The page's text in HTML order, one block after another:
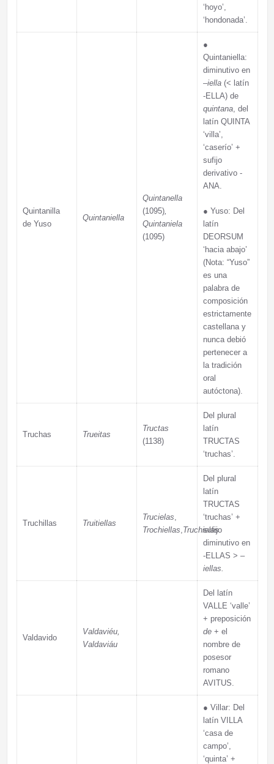
‘hoyo’,
‘hondonada’.
Quintanilla
de Yuso
Quintaniella
Quintanella
(1095),
Quintaniela
(1095)
●
Quintaniella:
diminutivo en
–iella (< latín
-ELLA) de
quintana, del
latín QUINTA
‘villa’,
‘caserío’ +
sufijo
derivativo -
ANA.
● Yuso: Del
latín
DEORSUM
‘hacia abajo’
(Nota: “Yuso”
es una
palabra de
composición
estrictamente
castellana y
nunca debió
pertenecer a
la tradición
oral
autóctona).
Truchas Trueitas
Tructas
(1138)
Del plural
latín
TRUCTAS
‘truchas’.
Truchillas Truitiellas
Trucielas,
Trochiellas,Truchielas
Del plural
latín
TRUCTAS
‘truchas’ +
sufijo
diminutivo en
-ELLAS > –
iellas.
Valdavido
Valdaviéu,
Valdaviáu
Del latín
VALLE ‘valle’
+ preposición
de + el
nombre de
posesor
romano
AVITUS.
● Villar: Del
latín VILLA
‘casa de
campo’,
‘quinta’ +